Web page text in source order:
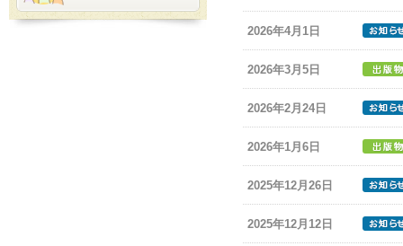
2026年4月1日
2026年3月5日
2026年2月24日
2026年1月6日
2025年12月26日
2025年12月12日